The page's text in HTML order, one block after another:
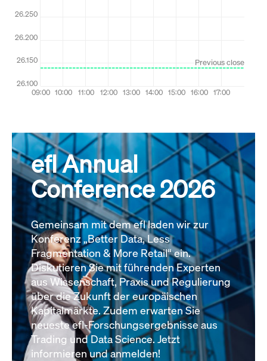
efl Annual
Conference 2026
Gemeinsam mit dem efl laden wir zur
Konferenz „Better Data, Less
Fragmentation & More Retail“ ein.
Diskutieren Sie mit führenden Experten
aus Wissenschaft, Praxis und Regulierung
über die Zukunft der europäischen
Kapitalmärkte. Zudem erwarten Sie
neueste efl-Forschungsergebnisse aus
Trading und Data Science. Jetzt
informieren und anmelden!